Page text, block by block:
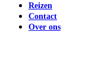
Reizen
Contact
Over ons